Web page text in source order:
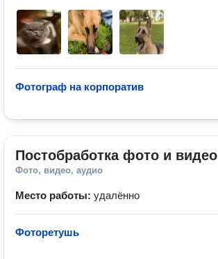
Фотограф на корпоратив
Постобработка фото и видео
Фото, видео, аудио
Место работы: удалённо
Фоторетушь